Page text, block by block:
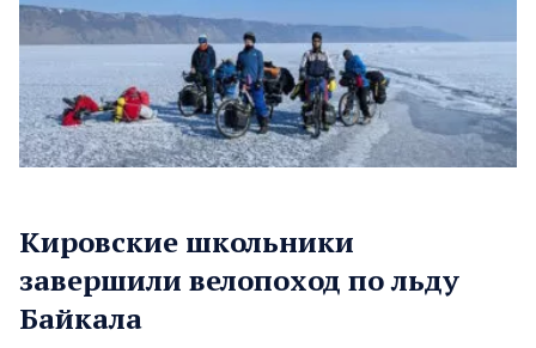
Кировские школьники
завершили велопоход по льду
Байкала